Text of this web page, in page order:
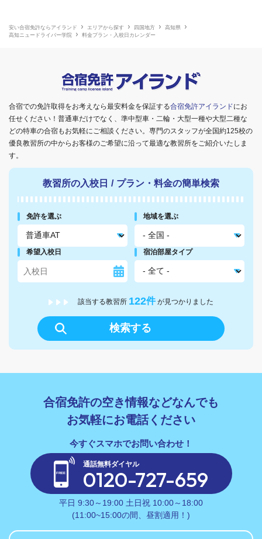
安い合宿免許ならアイランド エリアから探す 四国地方
高知県
高知ニュードライバー学院
料金プラン・入校日カレンダー
合宿免許の空き情報などなんでも
お気軽にお電話ください
通話無料ダイヤル
0120-727-659
平日 9:30～19:00 土日祝 10:00～18:00
(11:00~15:00の間、昼割適用！)
合宿での免許取得をお考えなら最安料金を保証する合宿免許アイランドにお
任せください！普通車だけでなく、準中型車・二輪・大型一種や大型二種な
どの特車の合宿もお気軽にご相談ください。専門のスタッフが全国約125校の
優良教習所の中からお客様のご希望に沿って最適な教習所をご紹介いたしま
す。
教習所の入校日 / プラン・料金の簡単検索
免許を選ぶ 地域を選ぶ
希望入校日 宿泊部屋タイプ
該当する教習所 122件 が見つかりました
検索する